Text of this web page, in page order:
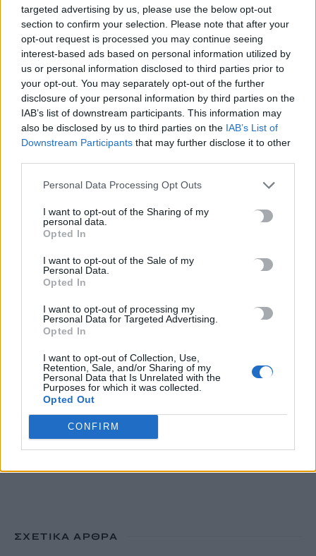
targeted advertising by us, please use the below opt-out
section to confirm your selection. Please note that after your
opt-out request is processed you may continue seeing
interest-based ads based on personal information utilized by
us or personal information disclosed to third parties prior to
your opt-out. You may separately opt-out of the further
disclosure of your personal information by third parties on the
IAB’s list of downstream participants. This information may
also be disclosed by us to third parties on the IAB’s List of
Downstream Participants that may further disclose it to other
Personal Data Processing Opt Outs
I want to opt-out of the Sharing of my
personal data.
Opted In
I want to opt-out of the Sale of my
Personal Data.
Opted In
I want to opt-out of processing my
Personal Data for Targeted Advertising.
Opted In
I want to opt-out of Collection, Use,
Retention, Sale, and/or Sharing of my
Personal Data that Is Unrelated with the
Purposes for which it was collected.
Opted Out
CONFIRM
Κρήτη: 500.000 ευρώ για έργα οδικής ασφάλειας –
Διαγραμμίσεις και ανακλαστήρες σε 150 χλμ. οδικού δικτύου
10 Αυγούστου, 2026
Δήμος Μινώα Πεδιάδας: 285 ζώα έλαβαν κτηνιατρική
φροντίδα
10 Αυγούστου, 2026
10 Αυγούστου, 2026
Προθεσμία για να δώσουν εξηγήσεις για την προσγείωση στο
ελικοπτέρου
10 Αυγούστου, 2026
Υπό έλεγχο η πυρκαγιά στον Κουβαρά Αττικής, παραμένουν
καπνογόνα σημεία – Προβληματίζουν οι ισχυροί άνεμοι
TRENDING
ΜΙΛΤΟΣ ΤΕΝΤΟΓΛΟΥ
ΣΧΕΤΙΚΆ ΆΡΘΡΑ